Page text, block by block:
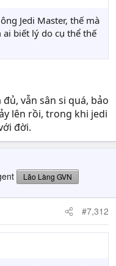
Jedi Master, thế mà
biết lý do cụ thể thế
vẫn sân si quá, bảo
lên rồi, trong khi jedi
đời.
Lão Làng GVN
#7,312